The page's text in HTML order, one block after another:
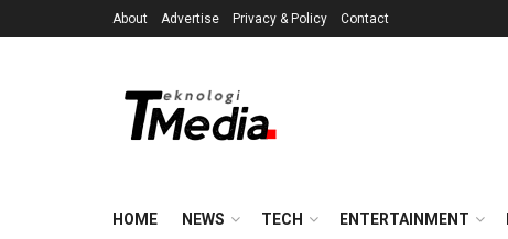
About Advertise Privacy & Policy Contact
HOME NEWS TECH ENTERTAINMENT